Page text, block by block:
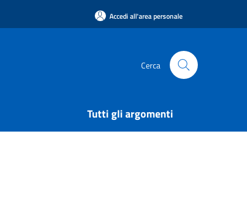
Accedi all'area personale
Cerca
Tutti gli argomenti